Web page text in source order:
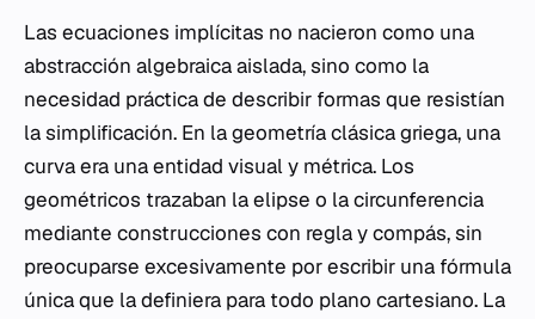
Las ecuaciones implícitas no nacieron como una
abstracción algebraica aislada, sino como la
necesidad práctica de describir formas que resistían
la simplificación. En la geometría clásica griega, una
curva era una entidad visual y métrica. Los
geométricos trazaban la elipse o la circunferencia
mediante construcciones con regla y compás, sin
preocuparse excesivamente por escribir una fórmula
única que la definiera para todo plano cartesiano. La